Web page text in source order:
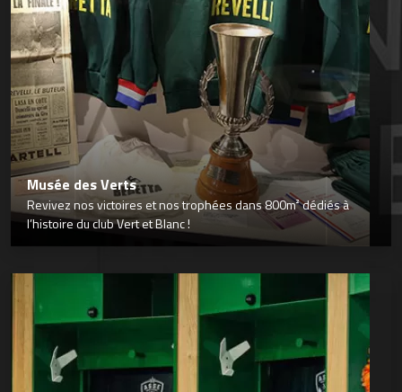
Musée des Verts
Revivez nos victoires et nos trophées dans 800m² dédiés à
l’histoire du club Vert et Blanc !